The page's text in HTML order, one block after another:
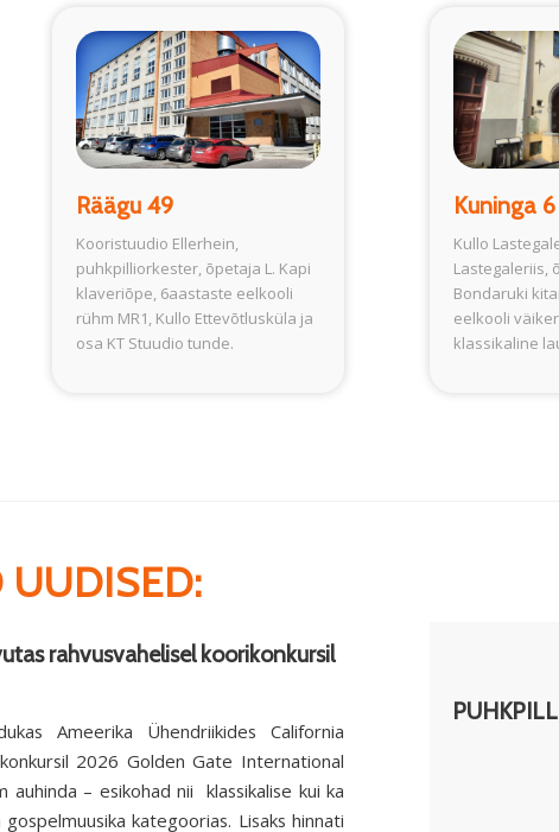
Räägu 49
Kooristuudio Ellerhein,
puhkpilliorkester, õpetaja L. Kapi
klaveriõpe, 6aastaste eelkooli
rühm MR1, Kullo Ettevõtlusküla ja
osa KT Stuudio tunde.
Kuninga 6
Kullo
Lastegaleriis,
Bondaruki
eelkooli
klassikaline
UUDISED:
rahvusvahelisel koorikonkursil
Ameerika Ühendriikides California
2026 Golden Gate International
auhinda – esikohad nii klassikalise kui ka
kategoorias. Lisaks hinnati